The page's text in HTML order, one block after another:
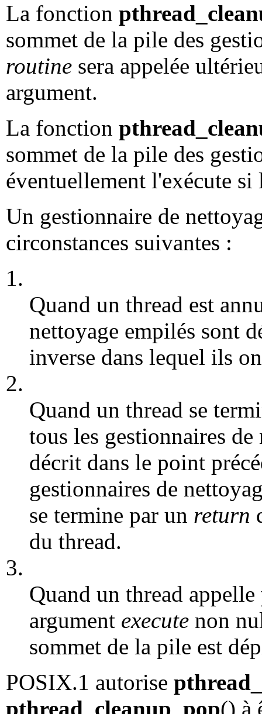
La fonction
sommet de la pile des
routine sera appelée
argument.
La fonction
sommet de la pile des
éventuellement l'exécute
Un gestionnaire de
circonstances suivantes :
1.
Quand un thread est
nettoyage empilés sont
inverse dans lequel ils
2.
Quand un thread se
tous les gestionnaires
décrit dans le point
gestionnaires de
se termine par un return
du thread.
3.
Quand un thread appelle
argument execute non
sommet de la pile est
POSIX.1 autorise
pthread_cleanup_pop() à